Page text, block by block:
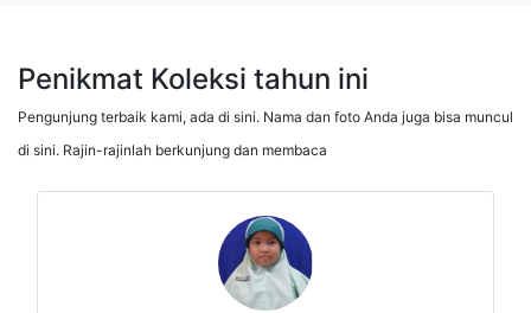
Penikmat Koleksi tahun ini
Pengunjung terbaik kami, ada di sini. Nama dan foto Anda juga bisa muncul
di sini. Rajin-rajinlah berkunjung dan membaca